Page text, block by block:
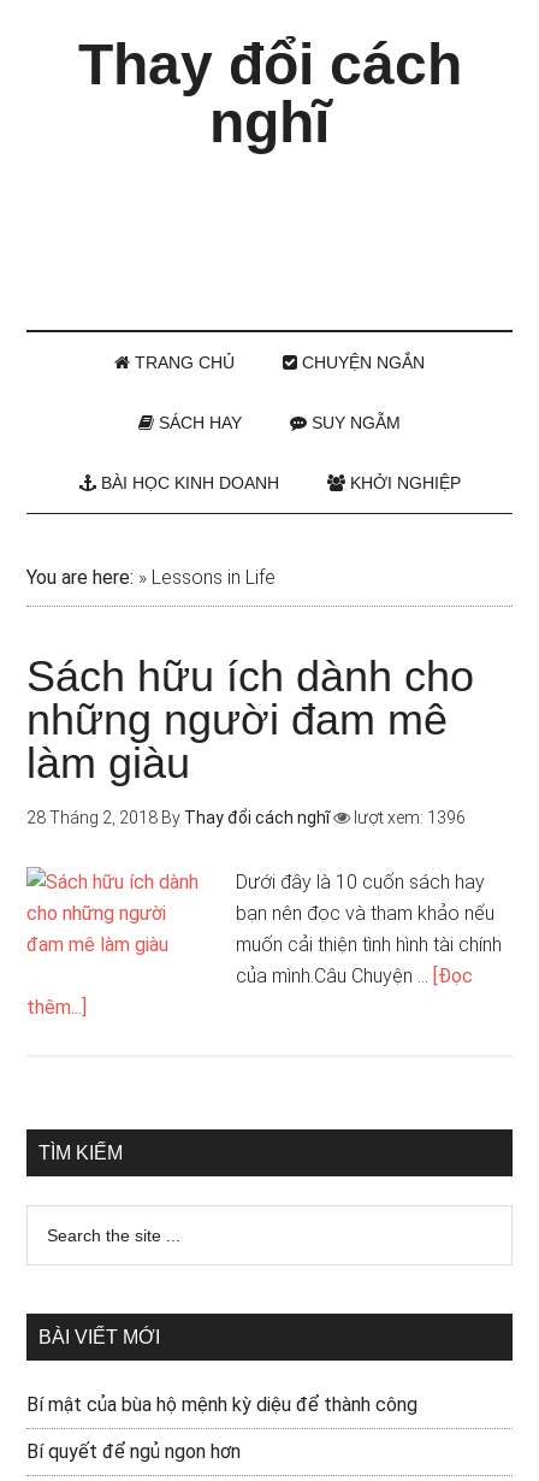
Thay đổi cách
nghĩ
TRANG CHỦ CHUYỆN NGẮN
SÁCH HAY SUY NGẪM
BÀI HỌC KINH DOANH KHỞI NGHIỆP
You are here: » Lessons in Life
Sách hữu ích dành cho
những người đam mê
làm giàu
28 Tháng 2, 2018 By Thay đổi cách nghĩ lượt xem: 1396
Dưới đây là 10 cuốn sách hay
bạn nên đọc và tham khảo nếu
muốn cải thiện tình hình tài chính
của mình.Câu Chuyện … [Đọc
thêm...]
TÌM KIẾM
BÀI VIẾT MỚI
Bí mật của bùa hộ mệnh kỳ diệu để thành công
Bí quyết để ngủ ngon hơn